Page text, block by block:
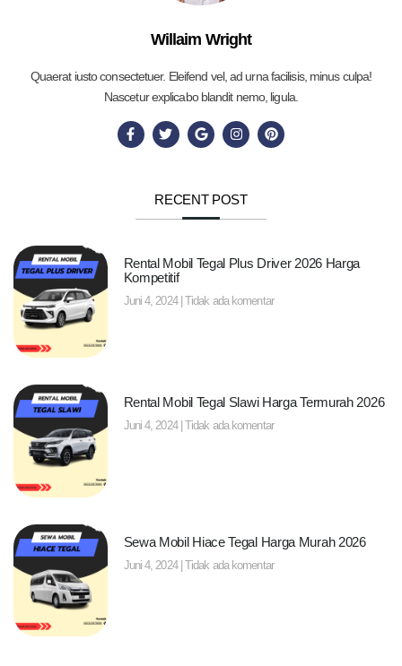
Willaim Wright
Quaerat iusto consectetuer. Eleifend vel, ad urna facilisis, minus culpa!
Nascetur explicabo blandit nemo, ligula.
RECENT POST
Rental Mobil Tegal Plus Driver 2026 Harga
Kompetitif
Juni 4, 2024 Tidak ada komentar
Rental Mobil Tegal Slawi Harga Termurah 2026
Juni 4, 2024 Tidak ada komentar
Sewa Mobil Hiace Tegal Harga Murah 2026
Juni 4, 2024 Tidak ada komentar